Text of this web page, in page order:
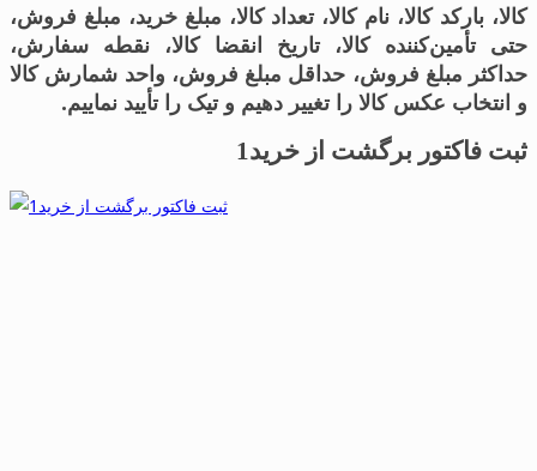
کالا، بارکد کالا، نام کالا، تعداد کالا، مبلغ خرید، مبلغ فروش،
حتی تأمین‌کننده کالا، تاریخ انقضا کالا، نقطه سفارش،
حداکثر مبلغ فروش، حداقل مبلغ فروش، واحد شمارش کالا
و انتخاب عکس کالا را تغییر دهیم و تیک را تأیید نماییم.
ثبت فاکتور برگشت از خرید1